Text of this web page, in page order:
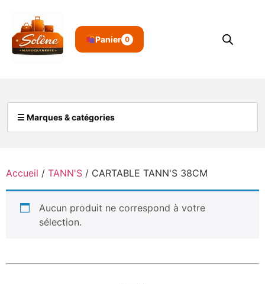
Panier 0
☰ Marques & catégories
Accueil / TANN'S / CARTABLE TANN'S 38CM
Aucun produit ne correspond à votre
sélection.